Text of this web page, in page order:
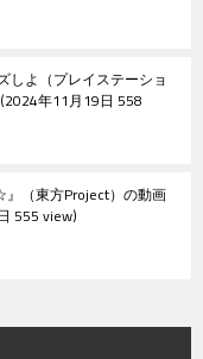
よ（プレイステーショ
2024年11月19日 558
』（東方Project）の動画
555 view